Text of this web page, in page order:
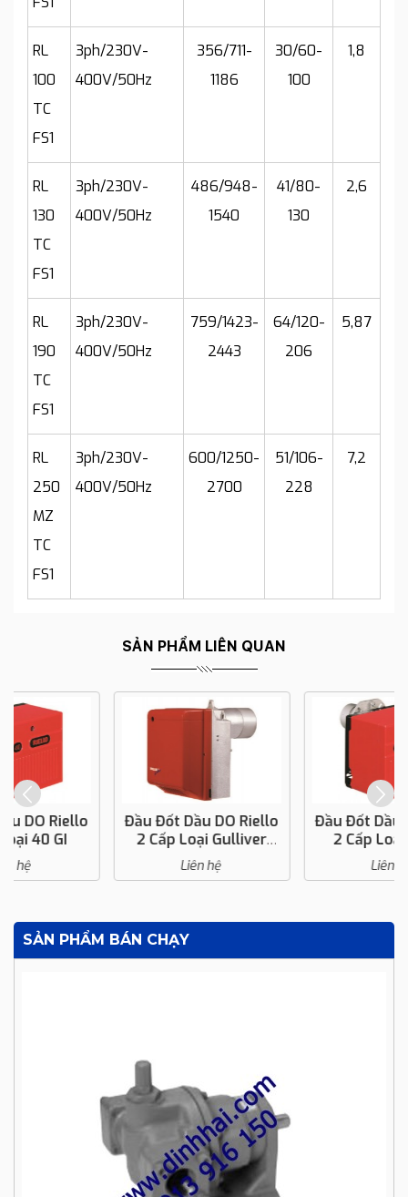
RL
100
TC
FS1
3ph/230V-
400V/50Hz
356/711-
1186
30/60-
100
1,8
RL
130
TC
FS1
3ph/230V-
400V/50Hz
486/948-
1540
41/80-
130
2,6
RL
190
TC
FS1
3ph/230V-
400V/50Hz
759/1423-
2443
64/120-
206
5,87
RL
250
MZ
TC
FS1
3ph/230V-
400V/50Hz
600/1250-
2700
51/106-
228
7,2
SẢN PHẨM LIÊN QUAN
Đầu Đốt Dầu DO Riello
2 Cấp Loại Gulliver
Đầu Đốt Dầu DO Riello
2 Cấp Loại 40 GD
SẢN PHẨM BÁN CHẠY